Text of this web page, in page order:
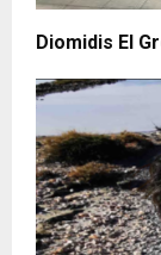
Diomidis El